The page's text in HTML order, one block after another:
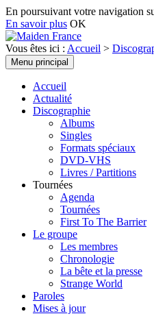
En poursuivant votre navigation
En savoir plus OK
Maiden France
Recherche
Vous êtes ici : Accueil >
Menu principal Aller
au
Accueil
Actualité
Discographie
Albums
Singles
Formats spéciaux
DVD-VHS
Livres / Partitions
Tournées
Agenda
Tournées
First To The Barrier
Le groupe
Les membres
Chronologie
La bête et la presse
Strange World
Paroles
Mises à jour